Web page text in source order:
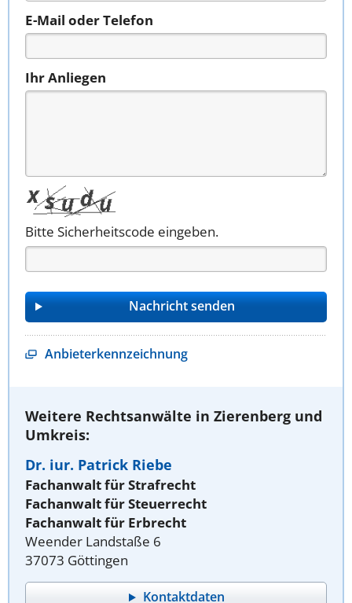
E-Mail oder Telefon
Ihr Anliegen
Bitte Sicherheitscode eingeben.
Anbieterkennzeichnung
Weitere Rechtsanwälte in Zierenberg und
Umkreis:
Dr. iur. Patrick Riebe
Fachanwalt für Strafrecht
Fachanwalt für Steuerrecht
Fachanwalt für Erbrecht
Weender Landstaße 6
37073 Göttingen
Kontaktdaten